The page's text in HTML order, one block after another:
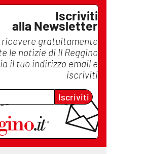
Iscriviti
alla Newsletter
ricevere gratuitamente
le notizie di Il Reggino
il tuo indirizzo email e
iscriviti
Iscriviti
lacapitalenews.it
cosenzachannel.it
ilvibonese.it